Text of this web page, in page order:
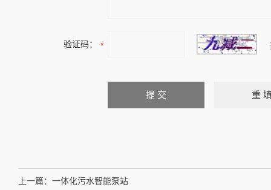
验证码：
上一篇： 一体化污水智能泵站